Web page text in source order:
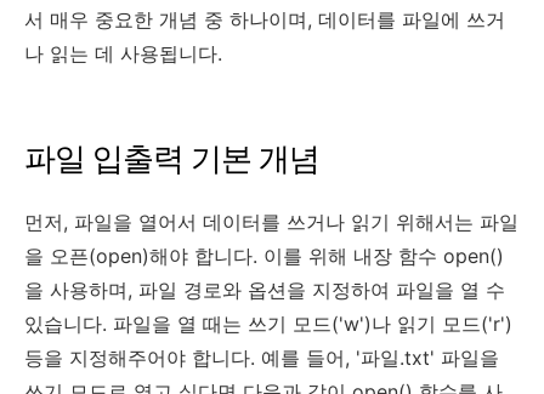
서 매우 중요한 개념 중 하나이며, 데이터를 파일에 쓰거
나 읽는 데 사용됩니다.
파일 입출력 기본 개념
먼저, 파일을 열어서 데이터를 쓰거나 읽기 위해서는 파일
을 오픈(open)해야 합니다. 이를 위해 내장 함수 open()
을 사용하며, 파일 경로와 옵션을 지정하여 파일을 열 수
있습니다. 파일을 열 때는 쓰기 모드('w')나 읽기 모드('r')
등을 지정해주어야 합니다. 예를 들어, '파일.txt' 파일을